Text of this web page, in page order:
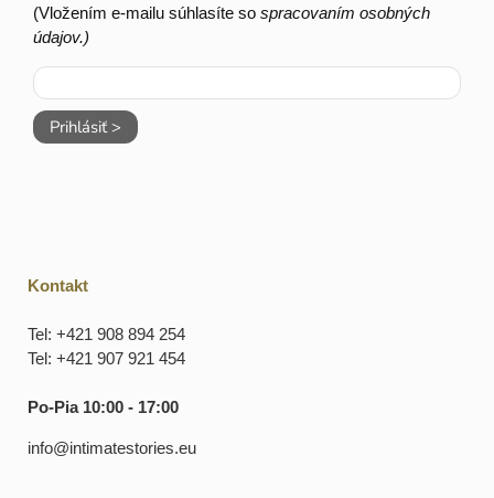
(Vložením e-mailu súhlasíte sospracovaním osobných
údajov.)
Prihlásiť >
Kontakt
Tel: +421 908 894 254
Tel: +421 907 921 454
Po-Pia 10:00 - 17:00
info@intimatestories.eu